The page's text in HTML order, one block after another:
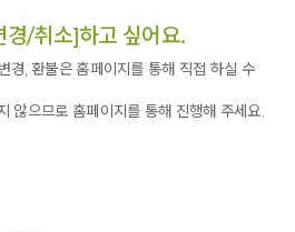
없겠어!’
가 고민하기엔 넘 어려서 말이지.
. 비밀이야’
친근한 아빠는 아니구나 싶었다.
보이는 아이와 함께 오리엔테이션을
비된 플레이타임에 열심히 아이들의
경/취소]하고 싶어요.
경, 환불은 홈페이지를 통해 직접 하실 수
않으므로 홈페이지를 통해 진행해 주세요.